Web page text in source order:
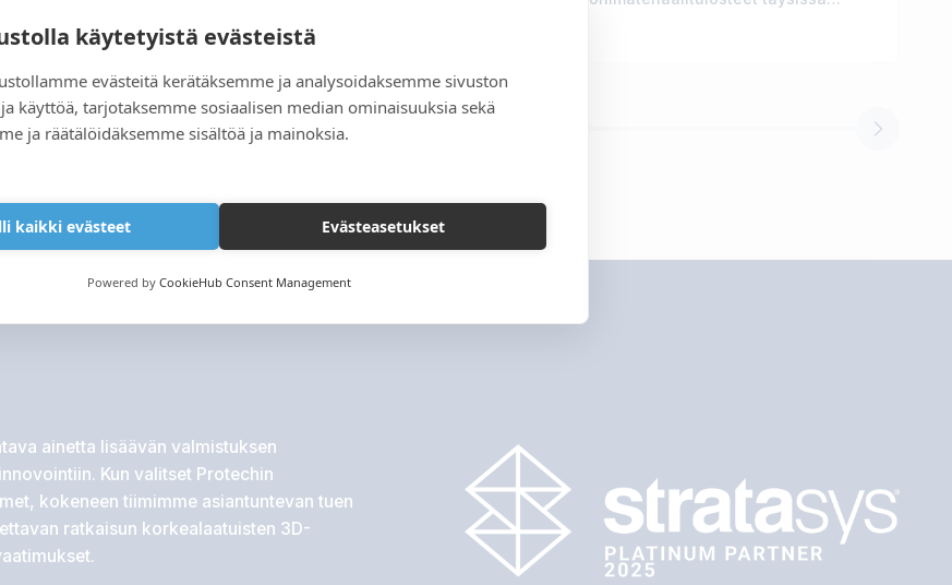
käytetyistä evästeistä
evästeitä kerätäksemme ja analysoidaksemme sivuston
käyttöä, tarjotaksemme sosiaalisen median ominaisuuksia sekä
ja räätälöidäksemme sisältöä ja mainoksia.
kaikki evästeet Evästeasetukset
Powered by CookieHub Consent Management
ainetta lisäävän valmistuksen
Kun valitset Protechin
kokeneen tiimimme asiantuntevan tuen
ratkaisun korkealaatuisten 3D-